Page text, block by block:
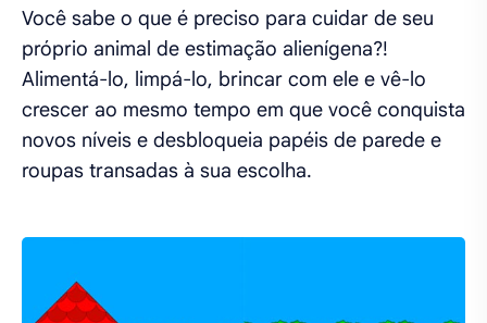
Você sabe o que é preciso para cuidar de seu
próprio animal de estimação alienígena?!
Alimentá-lo, limpá-lo, brincar com ele e vê-lo
crescer ao mesmo tempo em que você conquista
novos níveis e desbloqueia papéis de parede e
roupas transadas à sua escolha.